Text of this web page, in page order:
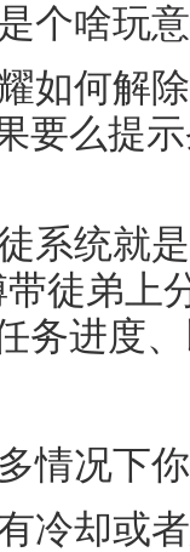
个啥玩
如何解
要么提
系统就
徒弟上
务进度
情况下
冷却或